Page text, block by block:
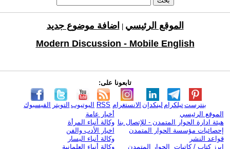
الموقع الرئيسي
اضافة موضوع جديد
Modern Discussion - Mobile English
تابعونا على:
الفيسبوك التويتر اليوتيوب RSS الانستغرام لينكدإن تيلكرامبنترست
الموقع الرئيسي
هيئة ادارة الحوار المتمدن - للإتصال بنا
إحصائيات مؤسسة الحوار المتمدن
قواعد النشر
ابرز كتاب / كاتبات الحوار المتمدن
أخبار عامة
وكالة أنباء المرأة
اخبار الأدب والفن
وكالة أنباء اليسار
وكالة أنباء العلمانية